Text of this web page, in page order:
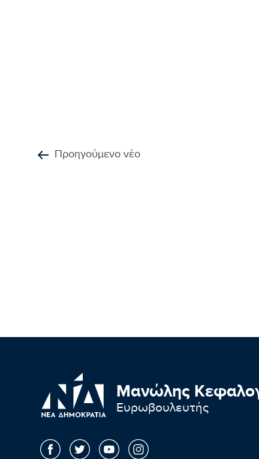
Προηγούμενο νέο
Μανώλης
Ευρωβουλευτής